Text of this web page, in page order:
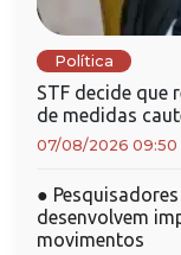
Política
STF decide que
de medidas
07/08/2026 09:50
●
desenvolvem
movimentos